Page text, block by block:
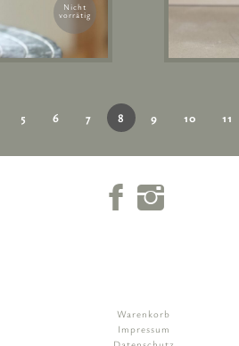
Nicht
vorrätig
5 6 7 8 9 10 11
Warenkorb
Impressum